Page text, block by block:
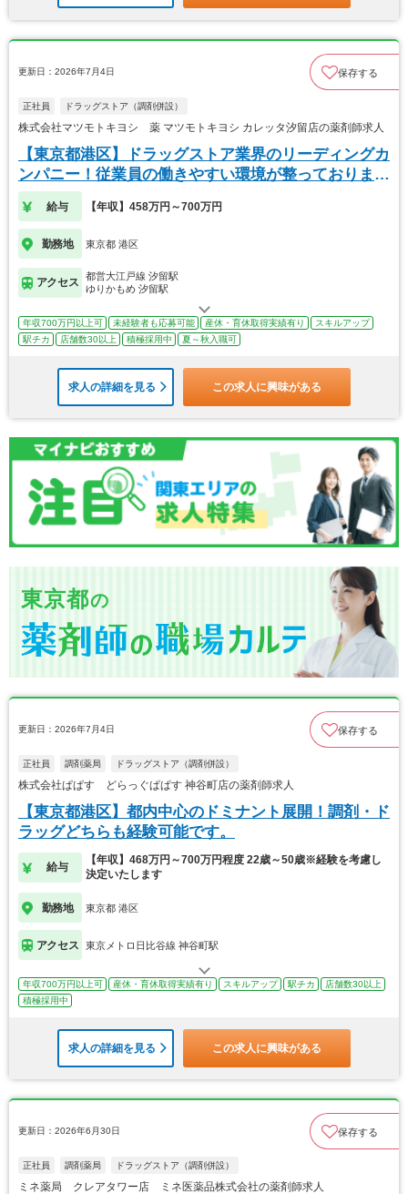
更新日：2026年7月4日 保存する
正社員 ドラッグストア（調剤併設）
株式会社マツモトキヨシ 薬 マツモトキヨシ カレッタ汐留店の薬剤師求人
【東京都港区】ドラッグストア業界のリーディングカ
ンパニー！従業員の働きやすい環境が整っておりま
す！
給与 【年収】458万円～700万円
勤務地 東京都 港区
アクセス
都営大江戸線 汐留駅
ゆりかもめ 汐留駅
年収700万円以上可 未経験者も応募可能 産休・育休取得実績有り
スキルアップ
駅チカ
店舗数30以上 積極採用中 夏～秋入職可
求人の詳細を見る この求人に興味がある
東京都の
更新日：2026年7月4日 保存する
正社員 調剤薬局 ドラッグストア（調剤併設）
株式会社ぱぱす どらっぐぱぱす 神谷町店の薬剤師求人
【東京都港区】都内中心のドミナント展開！調剤・ド
ラッグどちらも経験可能です。
給与
【年収】468万円～700万円程度 22歳～50歳※経験を考慮し
決定いたします
勤務地 東京都 港区
アクセス 東京メトロ日比谷線 神谷町駅
年収700万円以上可 産休・育休取得実績有り スキルアップ 駅チカ
店舗数30以上
積極採用中
求人の詳細を見る この求人に興味がある
更新日：2026年6月30日 保存する
正社員 調剤薬局 ドラッグストア（調剤併設）
ミネ薬局 クレアタワー店 ミネ医薬品株式会社の薬剤師求人